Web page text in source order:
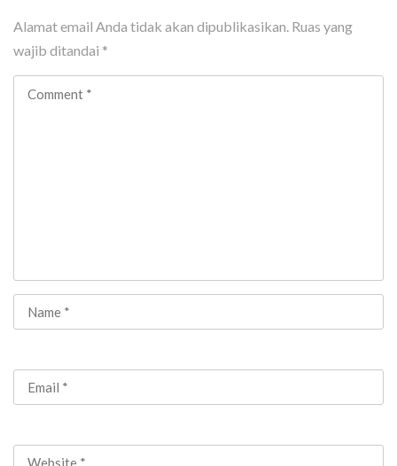
Alamat email Anda tidak akan dipublikasikan. Ruas yang
wajib ditandai *